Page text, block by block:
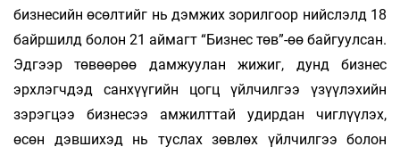
бизнесийн өсөлтийг нь дэмжих зорилгоор нийслэлд 18
байршилд болон 21 аймагт “Бизнес төв”-өө байгуулсан.
Эдгээр төвөөрөө дамжуулан жижиг, дунд бизнес
эрхлэгчдэд санхүүгийн цогц үйлчилгээ үзүүлэхийн
зэрэгцээ бизнесээ амжилттай удирдан чиглүүлэх,
өсөн дэвшихэд нь туслах зөвлөх үйлчилгээ болон